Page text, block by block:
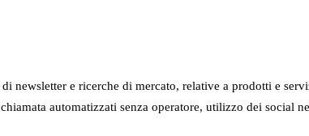
e ricerche di mercato, relative a prodotti e
automatizzati senza operatore, utilizzo dei social